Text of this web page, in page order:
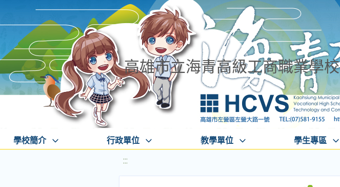
高雄市立海青高級工商職業學校
學校簡介 行政單位 教學單位 學生專區
:::